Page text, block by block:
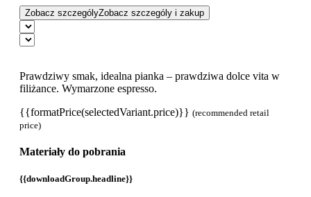
Zobacz szczególyZobacz szczególy i zakup
Prawdziwy smak, idealna pianka – prawdziwa dolce vita w
filiżance. Wymarzone espresso.
{{formatPrice(selectedVariant.price)}} (recommended retail
price)
Materiały do pobrania
{{downloadGroup.headline}}